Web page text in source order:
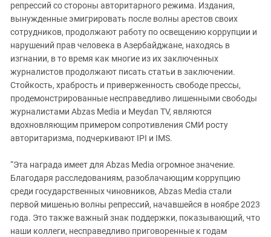
репрессий со стороны авторитарного режима. Издания,
вынужденные эмигрировать после волны арестов своих
сотрудников, продолжают работу по освещению коррупции и
нарушений прав человека в Азербайджане, находясь в
изгнании, в то время как многие из их заключенных
журналистов продолжают писать статьи в заключении.
Стойкость, храбрость и приверженность свободе прессы,
продемонстрированные несправедливо лишенными свободы
журналистами Abzas Media и Meydan TV, являются
вдохновляющим примером сопротивления СМИ росту
авторитаризма, подчеркивают IPI и IMS.
“Эта награда имеет для Abzas Media огромное значение.
Благодаря расследованиям, разоблачающим коррупцию
среди государственных чиновников, Abzas Media стали
первой мишенью волны репрессий, начавшейся в ноябре 2023
года. Это также важный знак поддержки, показывающий, что
наши коллеги, несправедливо приговоренные к годам